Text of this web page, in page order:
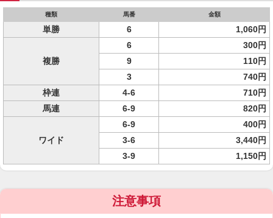
種類 馬番 金額
単勝 6 1,060円
複勝
6
300円
9
110円
3
740円
枠連
4-6
710円
馬連
6-9 820円
ワイド
6-9
400円
3-6
3,440円
3-9
1,150円
注意事項